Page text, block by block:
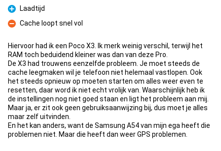
Pro
Laadtijd
Con
Cache loopt snel vol
Hiervoor had ik een Poco X3. Ik merk weinig verschil, terwijl het
RAM toch beduidend kleiner was dan van deze Pro.
De X3 had trouwens eenzelfde probleem. Je moet steeds de
cache leegmaken wil je telefoon niet helemaal vastlopen. Ook
het steeds opnieuw op moeten starten om alles weer even te
resetten, daar word ik niet echt vrolijk van. Waarschijnlijk heb ik
de instellingen nog niet goed staan en ligt het probleem aan mij.
Maar ja, er zit ook geen gebruiksaanwijzing bij, dus moet je alles
maar zelf uitvinden.
En het kan anders, want de Samsung A54 van mijn ega heeft die
problemen niet. Maar die heeft dan weer GPS problemen.